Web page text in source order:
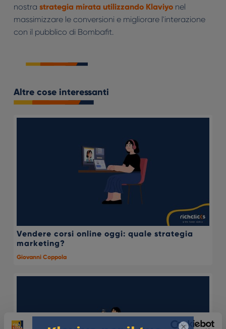
nostra strategia mirata utilizzando Klaviyonel
massimizzare le conversioni e migliorare l'interazione
con il pubblico di Bombafit.
Altre cose interessanti
Vendere corsi online oggi: quale strategia
marketing?
Giovanni Coppola
×